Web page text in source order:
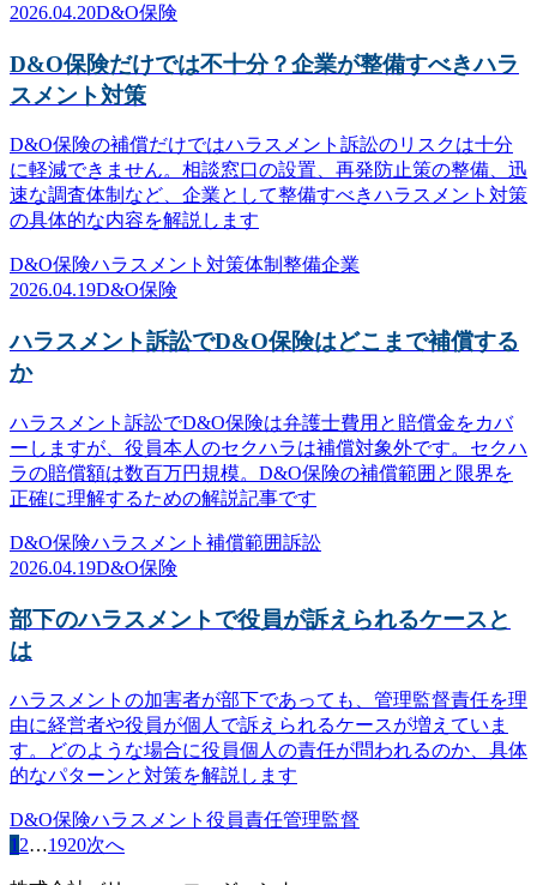
2026.04.20D&O保険
D&O保険だけでは不十分？企業が整備すべきハラ
スメント対策
D&O保険の補償だけではハラスメント訴訟のリスクは十分
に軽減できません。相談窓口の設置、再発防止策の整備、迅
速な調査体制など、企業として整備すべきハラスメント対策
の具体的な内容を解説します
D&O保険ハラスメント対策体制整備企業
2026.04.19D&O保険
ハラスメント訴訟でD&O保険はどこまで補償する
か
ハラスメント訴訟でD&O保険は弁護士費用と賠償金をカバ
ーしますが、役員本人のセクハラは補償対象外です。セクハ
ラの賠償額は数百万円規模。D&O保険の補償範囲と限界を
正確に理解するための解説記事です
D&O保険ハラスメント 補償範囲訴訟
2026.04.19D&O保険
部下のハラスメントで役員が訴えられるケースと
は
ハラスメントの加害者が部下であっても、管理監督責任を理
由に経営者や役員が個人で訴えられるケースが増えていま
す。どのような場合に役員個人の責任が問われるのか、具体
的なパターンと対策を解説します
D&O保険ハラスメント 役員責任管理監督
1 2…1920次へ